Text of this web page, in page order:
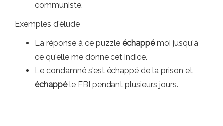
communiste.
Exemples d'élude
La réponse à ce puzzle échappémoi jusqu'à
ce qu'elle me donne cet indice.
Le condamné s'est échappé de la prison et
échappéle FBI pendant plusieurs jours.